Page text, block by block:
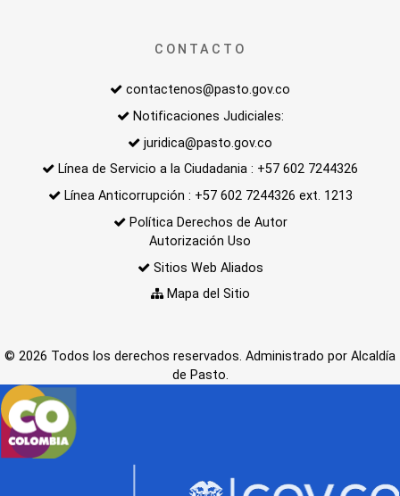
CONTACTO
contactenos@pasto.gov.co
Notificaciones Judiciales:
juridica@pasto.gov.co
Línea de Servicio a la Ciudadania : +57 602 7244326
Línea Anticorrupción : +57 602 7244326 ext. 1213
Política Derechos de Autor
Autorización Uso
Sitios Web Aliados
Mapa del Sitio
© 2026 Todos los derechos reservados. Administrado por Alcaldía
de Pasto.